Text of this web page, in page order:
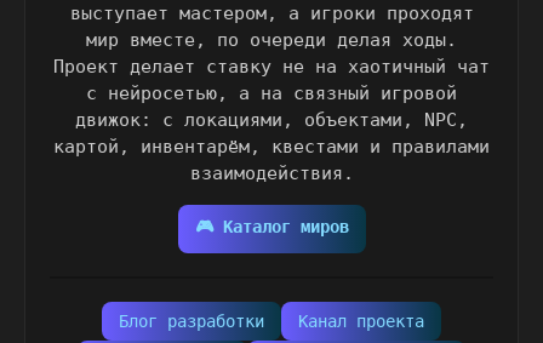
выступает мастером, а игроки проходят
мир вместе, по очереди делая ходы.
Проект делает ставку не на хаотичный чат
с нейросетью, а на связный игровой
движок: с локациями, объектами, NPC,
картой, инвентарём, квестами и правилами
взаимодействия.
🎮 Каталог миров
Блог разработки
Канал проекта